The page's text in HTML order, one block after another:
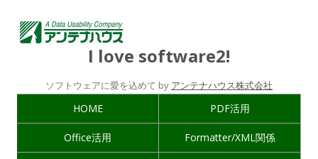
I love software2!
ソフトウェアに愛を込めて by アンテナハウス株式会社
HOME PDF活用
Office活用 Formatter/XML関係